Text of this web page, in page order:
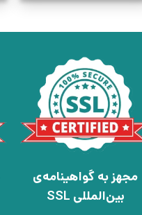
مجهز به گواهینامه‌ی
بین‌المللی SSL